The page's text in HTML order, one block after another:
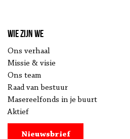
Wie zijn we
Ons verhaal
Missie & visie
Ons team
Raad van bestuur
Masereelfonds in je buurt
Aktief
Nieuwsbrief